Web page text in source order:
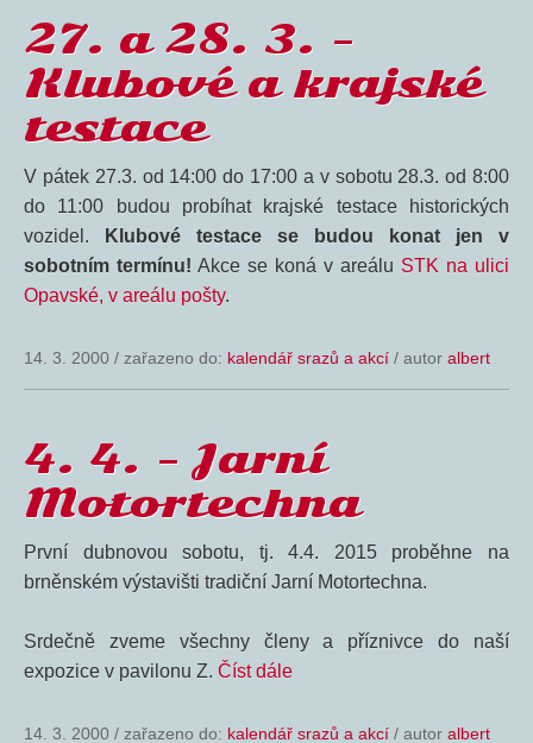
27. a 28. 3. –
Klubové a krajské
testace
V pátek 27.3. od 14:00 do 17:00 a v sobotu 28.3. od 8:00
do 11:00 budou probíhat krajské testace historických
vozidel.
Klubové testace se budou konat jen v
sobotním termínu! Akce se koná v areálu STK na ulici
Opavské, v areálu pošty.
14. 3. 2000 / zařazeno do: kalendář srazů a akcí / autor albert
4. 4. – Jarní
Motortechna
První dubnovou sobotu, tj. 4.4. 2015 proběhne na
brněnském výstavišti tradiční Jarní Motortechna.
Srdečně zveme všechny členy a příznivce do naší
expozice v pavilonu Z. Číst dále
14. 3. 2000 / zařazeno do: kalendář srazů a akcí / autor albert